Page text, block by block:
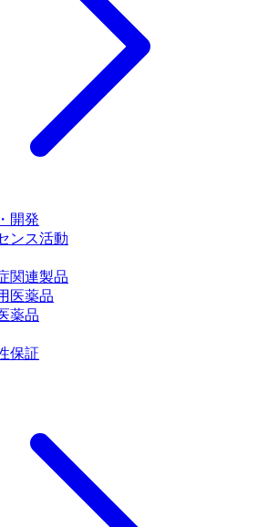
開発
ンス活動
関連製品
医薬品
薬品
保証